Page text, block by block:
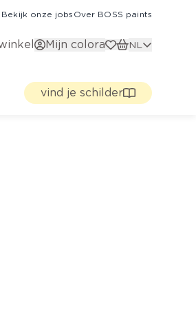
Bekijk onze jobs Over BOSS paints
Mijn colora NL
vind je schilder